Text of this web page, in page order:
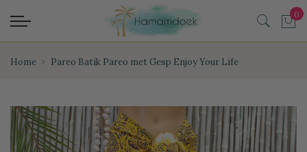
Home Pareo Batik Pareo met Gesp Enjoy Your Life